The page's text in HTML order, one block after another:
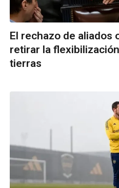
El rechazo de aliados
retirar la
tierras